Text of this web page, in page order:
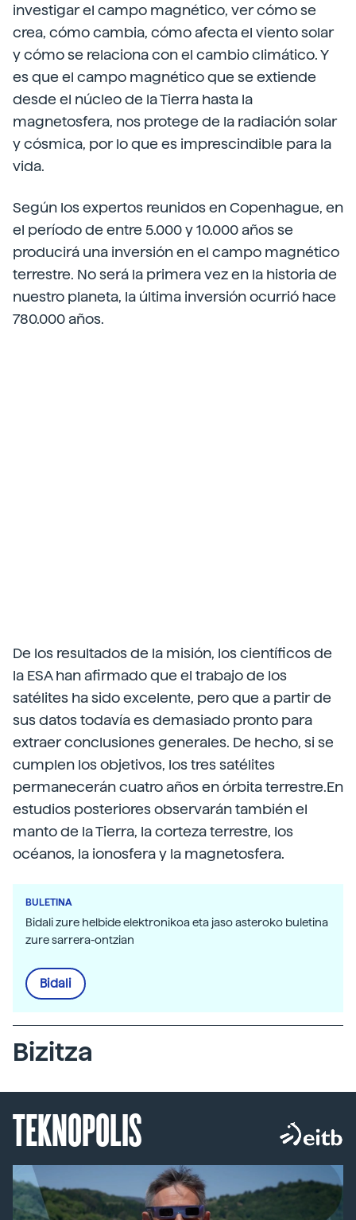
investigar el campo magnético, ver cómo se
crea, cómo cambia, cómo afecta el viento solar
y cómo se relaciona con el cambio climático. Y
es que el campo magnético que se extiende
desde el núcleo de la Tierra hasta la
magnetosfera, nos protege de la radiación solar
y cósmica, por lo que es imprescindible para la
vida.
Según los expertos reunidos en Copenhague, en
el período de entre 5.000 y 10.000 años se
producirá una inversión en el campo magnético
terrestre. No será la primera vez en la historia de
nuestro planeta, la última inversión ocurrió hace
780.000 años.
De los resultados de la misión, los científicos de
la ESA han afirmado que el trabajo de los
satélites ha sido excelente, pero que a partir de
sus datos todavía es demasiado pronto para
extraer conclusiones generales. De hecho, si se
cumplen los objetivos, los tres satélites
permanecerán cuatro años en órbita terrestre.En
estudios posteriores observarán también el
manto de la Tierra, la corteza terrestre, los
océanos, la ionosfera y la magnetosfera.
BULETINA
Bidali zure helbide elektronikoa eta jaso asteroko buletina
zure sarrera-ontzian
Bidali
Bizitza
TEKNOPOLIS